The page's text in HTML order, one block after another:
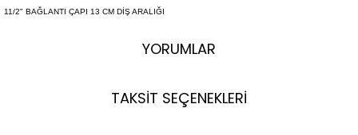
11/2" BAĞLANTI ÇAPI 13 CM DİŞ ARALIĞI
YORUMLAR
TAKSİT SEÇENEKLERİ